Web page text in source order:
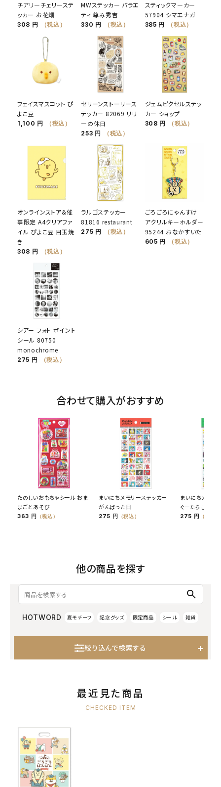
チアリーチェリーステ
ッカー お花畑
308 円 （税込）
MWステッカー バラエ
ティ 尊み秀吉
330 円 （税込）
スティックマーカー
57904 シマエナガ
385 円 （税込）
フェイスマスコット ぴ
よこ豆
1,100 円 （税込）
セリーンストーリース
テッカー 82069 リリ
ーの休日
253 円 （税込）
ジェムピクセルステッ
カー ショップ
308 円 （税込）
オンラインストア＆催
事限定 A4クリアファ
イル ぴよこ豆 目玉焼
き
308 円 （税込）
ラルゴステッカー
81816 restaurant
275 円 （税込）
ごろごろにゃんすけ
アクリルキーホルダー
95244 おなかすいた
605 円 （税込）
シアー フォト ポイント
シール 80750
monochrome
275 円 （税込）
合わせて購入がおすすめ
たのしいおもちゃシール おま
まごとあそび
363 円 （税込）
まいにちメモリーステッカー
がんばった日
275 円 （税込）
まいにちメモリ
ぐーたらした日
275 円 （税込）
他の商品を探す
search
HOTWORD 夏モチーフ 記念グッズ 限定商品 シール 雑貨
絞り込んで検索する
最近見た商品
CHECKED ITEM